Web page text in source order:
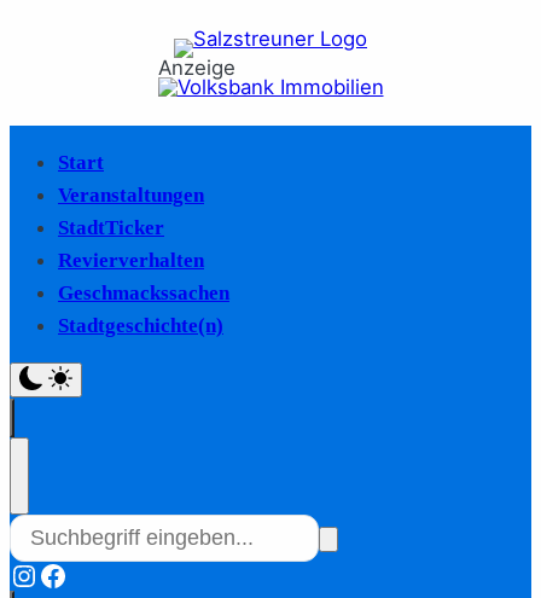
Anzeige
Start
Veranstaltungen
StadtTicker
Revierverhalten
Geschmackssachen
Stadtgeschichte(n)
Instagram
Facebook